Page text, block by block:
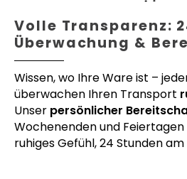
Volle Transparenz:
Überwachung &
Wissen, wo Ihre Ware ist –
überwachen Ihren Transport
Unser persönlicher
Wochenenden und Feiertagen
ruhiges Gefühl, 24 Stunden am